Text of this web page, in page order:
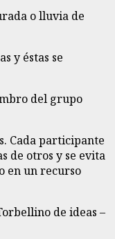
o lluvia de
y éstas se
del grupo
Cada participante
de otros y se evita
en un recurso
de ideas –